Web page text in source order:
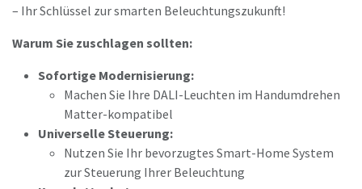
– Ihr Schlüssel zur smarten Beleuchtungszukunft!
Warum Sie zuschlagen sollten:
Sofortige Modernisierung:
Machen Sie Ihre DALI-Leuchten im Handumdrehen
Matter-kompatibel
Universelle Steuerung:
Nutzen Sie Ihr bevorzugtes Smart-Home System
zur Steuerung Ihrer Beleuchtung